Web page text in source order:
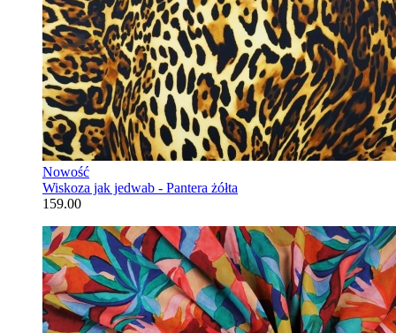
Nowość
Wiskoza jak jedwab - Pantera żółta
159.00